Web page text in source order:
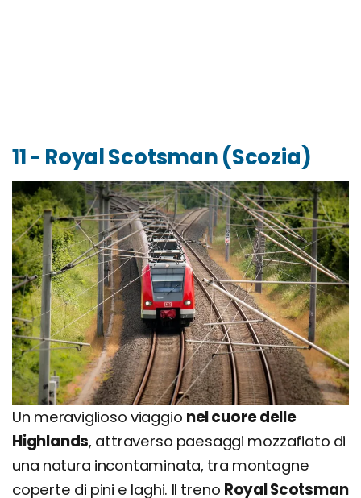
11 - Royal Scotsman (Scozia)
Un meraviglioso viaggio nel cuore delle
Highlands, attraverso paesaggi mozzafiato di
una natura incontaminata, tra montagne
coperte di pini e laghi. Il treno Royal Scotsman